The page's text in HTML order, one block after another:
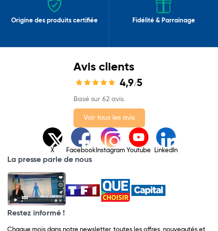
Origine des produits certifiée Fidélité & Parrainage
Avis clients
4,9/5
Basé sur 62 avis.
Voir tous les avis
X Facebook Instagram Youtube LinkedIn
La presse parle de nous
Restez informé !